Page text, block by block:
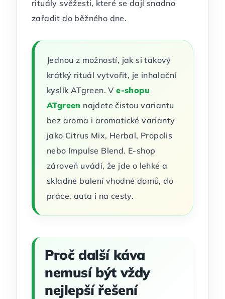
rituály svěžesti, které se dají snadno
zařadit do běžného dne.
Jednou z možností, jak si takový
krátký rituál vytvořit, je inhalační
kyslík ATgreen. Ve-shopu
ATgreen najdete čistou variantu
bez aroma i aromatické varianty
jako Citrus Mix, Herbal, Propolis
nebo Impulse Blend. E-shop
zároveň uvádí, že jde o lehké a
skladné balení vhodné domů, do
práce, auta i na cesty.
Proč další káva
nemusí být vždy
nejlepší řešení